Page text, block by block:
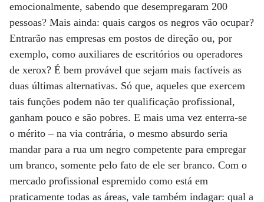
emocionalmente, sabendo que desempregaram 200
pessoas? Mais ainda: quais cargos os negros vão ocupar?
Entrarão nas empresas em postos de direção ou, por
exemplo, como auxiliares de escritórios ou operadores
de xerox? É bem provável que sejam mais factíveis as
duas últimas alternativas. Só que, aqueles que exercem
tais funções podem não ter qualificação profissional,
ganham pouco e são pobres. E mais uma vez enterra-se
o mérito – na via contrária, o mesmo absurdo seria
mandar para a rua um negro competente para empregar
um branco, somente pelo fato de ele ser branco. Com o
mercado profissional espremido como está em
praticamente todas as áreas, vale também indagar: qual a